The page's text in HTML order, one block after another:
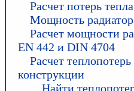
Расчет потерь
Мощность
Расчет мощности
EN 442 и DIN 4704
Расчет
конструкции
Найти